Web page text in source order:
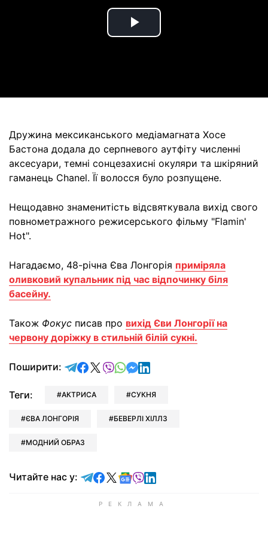
Play
Дружина мексиканського медіамагната Хосе
Бастона додала до серпневого аутфіту численні
аксесуари, темні сонцезахисні окуляри та шкіряний
гаманець Chanel. Її волосся було розпущене.
Нещодавно знаменитість відсвяткувала вихід свого
повнометражного режисерського фільму "Flamin'
Hot".
Нагадаємо, 48-річна Єва Лонгорія приміряла
оливковий купальник під час відпочинку біля
басейну.
Також Фокус писав про вихід Єви Лонгорії на
червону доріжку в стильній білій сукні.
Поширити: відправити у Telegram
поділитись у Facebook
поділитись у X
відправити у Viber
відправити у Whatsapp
відправити у Messenger
відправити у LinkedIn
Теги: АКТРИСА СУКНЯ
ЄВА ЛОНГОРІЯ БЕВЕРЛІ ХІЛЛЗ
МОДНИЙ ОБРАЗ
Читайте нас у: Читайте у Telegram
Читайте у Facebook
Читайте у X
Читайте у Google news
Читайте у Viber
Читайте у LinkedIn